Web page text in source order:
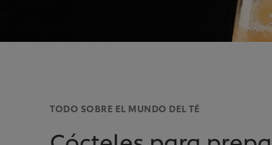
TODO SOBRE EL MUNDO DEL TÉ